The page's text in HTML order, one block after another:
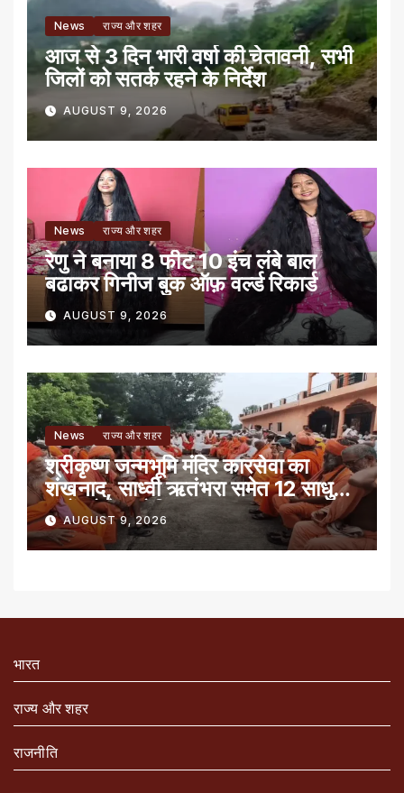
News राज्य और शहर
आज से 3 दिन भारी वर्षा की चेतावनी, सभी
जिलों को सतर्क रहने के निर्देश
AUGUST 9, 2026
News राज्य और शहर
रेणु ने बनाया 8 फीट 10 इंच लंबे बाल
बढाकर गिनीज बुक ऑफ़ वर्ल्ड रिकार्ड
AUGUST 9, 2026
News राज्य और शहर
श्रीकृष्ण जन्मभूमि मंदिर कारसेवा का
शंखनाद, साध्वी ऋतंभरा समेत 12 साधु-
संतों को रेड नोटिस
AUGUST 9, 2026
भारत
राज्य और शहर
राजनीति